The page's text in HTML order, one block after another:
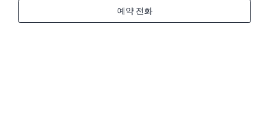
예약 전화